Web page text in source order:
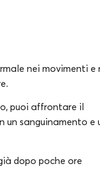
nei movimenti e
puoi affrontare il
sanguinamento e
dopo poche ore